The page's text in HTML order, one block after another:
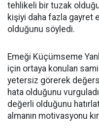
tehlikeli bir tuzak
kişiyi daha fazla gayret
olduğunu söyledi.
Emeği Küçümseme
için ortaya konulan
yetersiz görerek
hata olduğunu
değerli olduğunu
almanın motivasyonu